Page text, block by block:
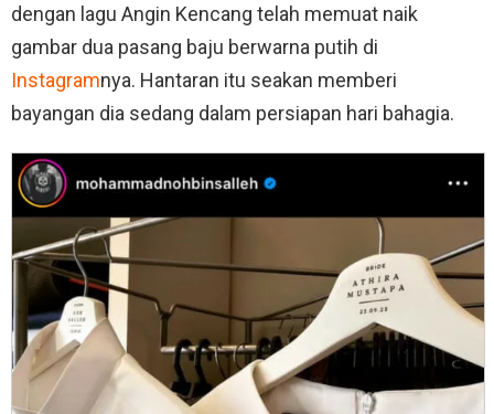
dengan lagu Angin Kencang telah memuat naik
gambar dua pasang baju berwarna putih di
Instagramnya. Hantaran itu seakan memberi
bayangan dia sedang dalam persiapan hari bahagia.